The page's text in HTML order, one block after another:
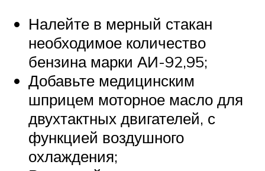
Налейте в мерный стакан
необходимое количество
бензина марки АИ-92,95;
Добавьте медицинским
шприцем моторное масло для
двухтактных двигателей, с
функцией воздушного
охлаждения;